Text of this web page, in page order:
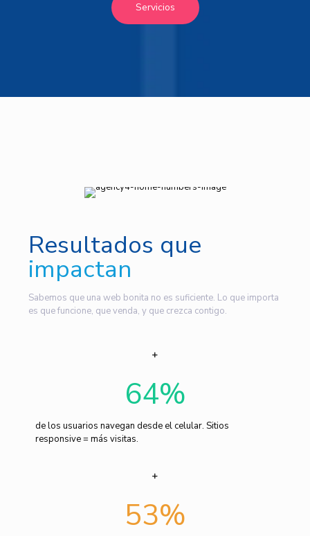
Servicios
Resultados que
impactan
Sabemos que una web bonita no es suficiente. Lo que importa
es que funcione, que venda, y que crezca contigo.
64%
de los usuarios navegan desde el celular. Sitios
responsive = más visitas.
53%